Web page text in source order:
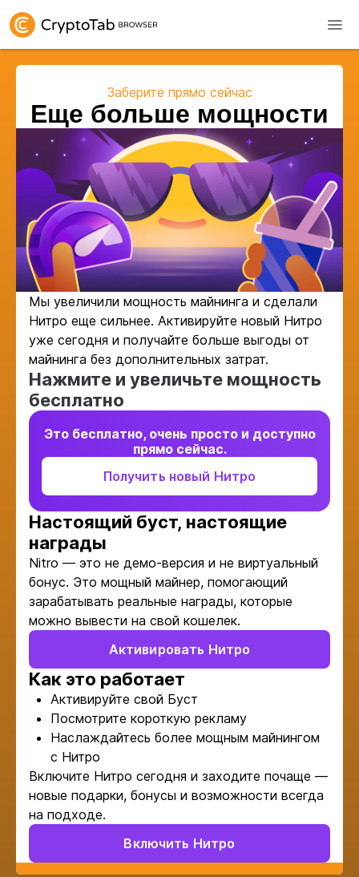
Заберите прямо сейчас
Еще больше мощности
Мы увеличили мощность майнинга и сделали
Нитро еще сильнее. Активируйте новый Нитро
уже сегодня и получайте больше выгоды от
майнинга без дополнительных затрат.
Нажмите и увеличьте мощность
бесплатно
Это бесплатно, очень просто и доступно
прямо сейчас.
Получить новый Нитро
Настоящий буст, настоящие
награды
Nitro — это не демо-версия и не виртуальный
бонус. Это мощный майнер, помогающий
зарабатывать реальные награды, которые
можно вывести на свой кошелек.
Активировать Нитро
Как это работает
Активируйте свой Буст
Посмотрите короткую рекламу
Наслаждайтесь более мощным майнингом
с Нитро
Включите Нитро сегодня и заходите почаще —
новые подарки, бонусы и возможности всегда
на подходе.
Включить Нитро